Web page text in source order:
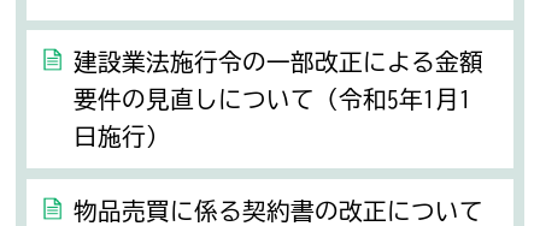
建設業法施行令の一部改正による金額
要件の見直しについて（令和5年1月1
日施行）
物品売買に係る契約書の改正について